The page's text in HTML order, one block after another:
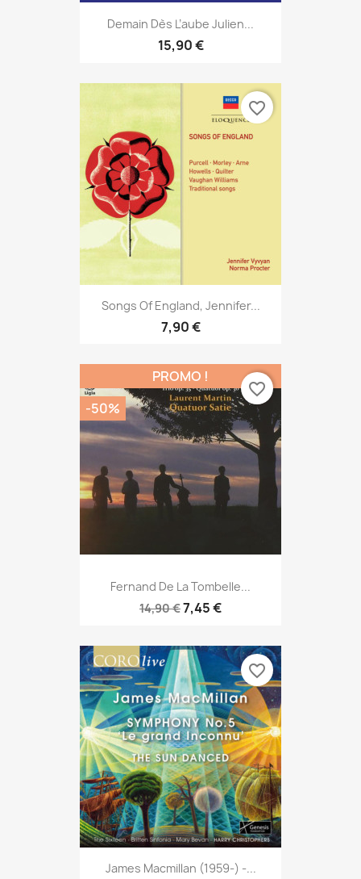
Demain Dès L’aube Julien...
15,90 €
Songs Of England, Jennifer...
7,90 €
favorite_border
Fernand De La Tombelle...
14,90 €7,45 €
PROMO !
-50%
favorite_border
James Macmillan (1959-) -...
favorite_border